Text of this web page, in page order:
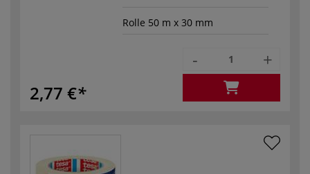
Rolle 50 m x 30 mm
2,77 €
- +